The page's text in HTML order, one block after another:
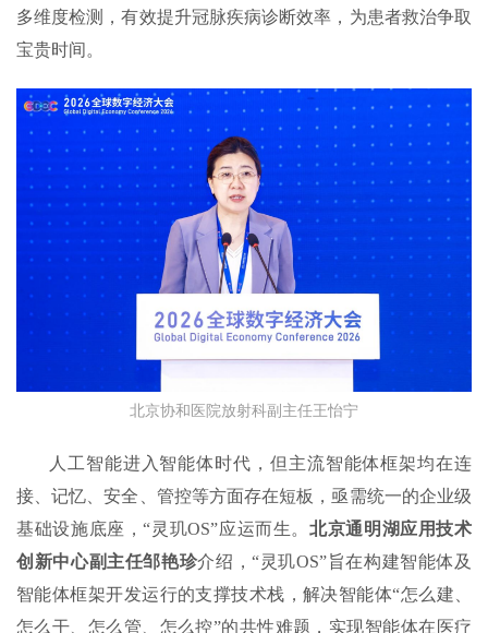
多维度检测，有效提升冠脉疾病诊断效率，为患者救治争取
宝贵时间。
北京协和医院放射科副主任王怡宁
人工智能进入智能体时代，但主流智能体框架均在连
接、记忆、安全、管控等方面存在短板，亟需统一的企业级
基础设施底座，“灵玑OS”应运而生。 北京通明湖应用技术
创新中心副主任邹艳珍介绍，“灵玑OS”旨在构建智能体及
智能体框架开发运行的支撑技术栈，解决智能体“怎么建、
怎么干、怎么管、怎么控”的共性难题，实现智能体在医疗